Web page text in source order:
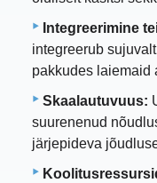
Integreerimine
integreerub
pakkudes laiemaid
Skaalautuvuus:
suurenenud
järjepideva